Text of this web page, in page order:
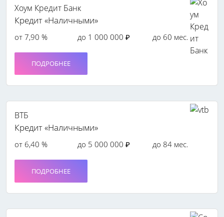
Хоум Кредит Банк
Кредит «Наличными»
от 7,90 % до 1 000 000 ₽ до 60 мес.
ПОДРОБНЕЕ
ВТБ
Кредит «Наличными»
от 6,40 % до 5 000 000 ₽ до 84 мес.
ПОДРОБНЕЕ